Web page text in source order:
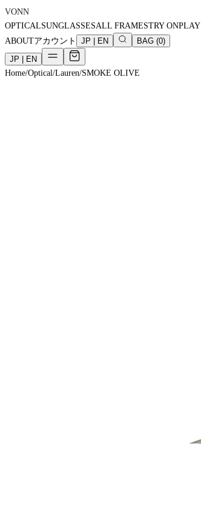
VONN
OPTICALSUNGLASSESALL FRAMESTRY ONPLAY
ABOUTアカウント JP EN BAG (0)
JP
EN
Home/Optical/Lauren/SMOKE OLIVE